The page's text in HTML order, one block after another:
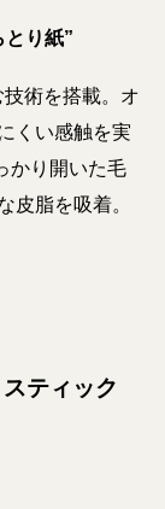
り紙”
術を搭載。オ
くい感触を実
かり開いた毛
皮脂を吸着。
ティック